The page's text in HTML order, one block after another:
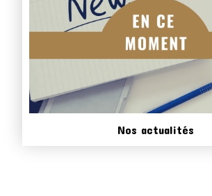
Nos actualités